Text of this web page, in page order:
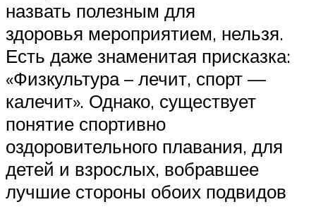
назвать полезным для
здоровья мероприятием, нельзя.
Есть даже знаменитая присказка:
«Физкультура – лечит, спорт —
калечит». Однако, существует
понятие спортивно
оздоровительного плавания, для
детей и взрослых, вобравшее
лучшие стороны обоих подвидов